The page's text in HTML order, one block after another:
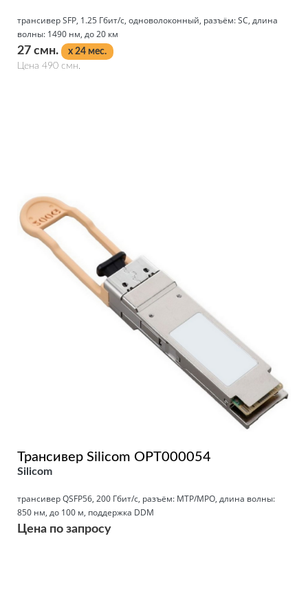
трансивер SFP, 1.25 Гбит/с, одноволоконный, разъём: SC, длина
волны: 1490 нм, до 20 км
27 смн.
x 24 мес.
Цена 490 смн.
Трансивер Silicom OPT000054
Silicom
трансивер QSFP56, 200 Гбит/с, разъём: MTP/MPO, длина волны:
850 нм, до 100 м, поддержка DDM
Цена по запросу